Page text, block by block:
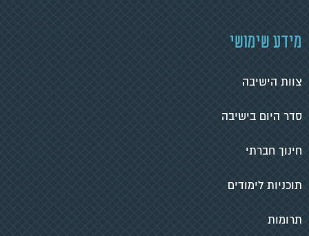
מידע שימושי
צוות הישיבה
סדר היום בישיבה
חינוך חברתי
תוכניות לימודים
תרומות